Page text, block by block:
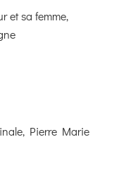
et sa femme,
Pierre Marie